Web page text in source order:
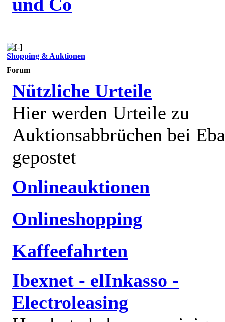
Shopping & Auktionen
Forum
Nützliche Urteile
Hier werden Urteile zu
Auktionsabbrüchen bei
gepostet
Onlineauktionen
Onlineshopping
Kaffeefahrten
Ibexnet - elInkasso -
Electroleasing